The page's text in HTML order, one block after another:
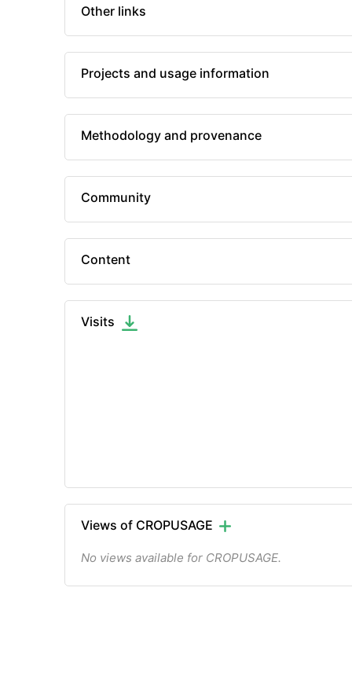
Other links
Projects and usage information
Methodology and provenance
Community
Content
Visits
Views of CROPUSAGE
No views available for CROPUSAGE.